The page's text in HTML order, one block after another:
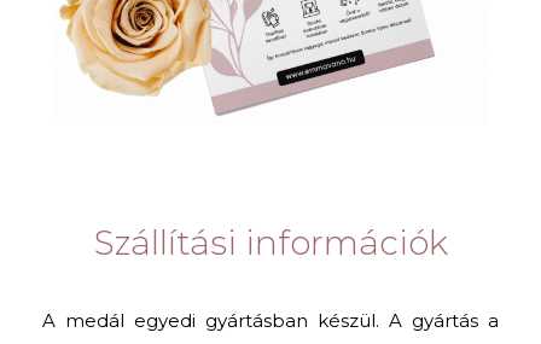
Szállítási információk
A medál egyedi gyártásban készül. A gyártás a